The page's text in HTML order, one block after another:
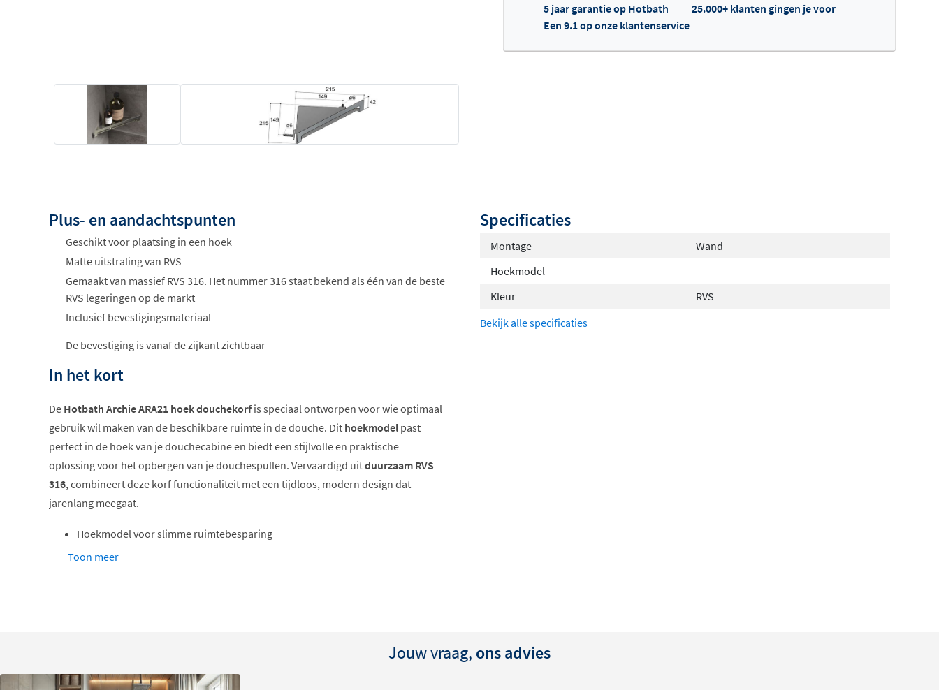
Offertes ophalen...
5 jaar garantie op Hotbath
25.000+ klanten gingen je voor
Een 9.1 op onze klantenservice
Plus- en aandachtspunten
Geschikt voor plaatsing in een hoek
Matte uitstraling van RVS
Gemaakt van massief RVS 316. Het nummer 316 staat bekend als één van de beste
RVS legeringen op de markt
Inclusief bevestigingsmateriaal
De bevestiging is vanaf de zijkant zichtbaar
In het kort
De Hotbath Archie ARA21 hoek douchekorfis speciaal ontworpen voor wie optimaal
gebruik wil maken van de beschikbare ruimte in de douche. Dit hoekmodel past
perfect in de hoek van je douchecabine en biedt een stijlvolle en praktische
oplossing voor het opbergen van je douchespullen. Vervaardigd uitduurzaam RVS
316, combineert deze korf functionaliteit met een tijdloos, modern design dat
jarenlang meegaat.
Hoekmodel voor slimme ruimtebesparing
Gemaakt van
De Archie-collectie van Hotbath staat synoniem voor
Toon meer
Specificaties
Montage
Wand
Hoekmodel
Kleur
RVS
Bekijk alle specificaties
Jouw vraag, ons advies